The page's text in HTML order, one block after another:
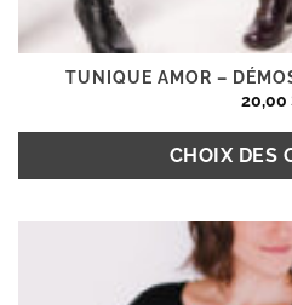
TUNIQUE AMOR –
20,00
CHOIX DES